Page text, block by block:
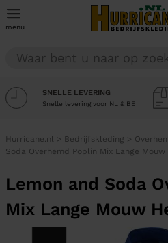
menu
SNELLE LEVERING
Snelle levering voor NL & BE
Hurricane.nl > Bedrijfskleding >
Soda Overhemd Poplin Mix Lange Mouw
Lemon and Soda
Mix Lange Mouw